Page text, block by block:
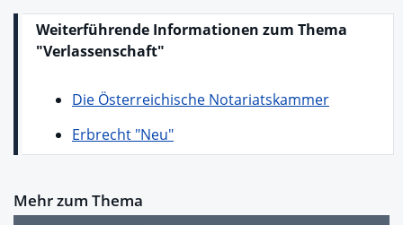
Weiterführende Informationen zum Thema
"Verlassenschaft"
Die Österreichische Notariatskammer
Erbrecht "Neu"
Mehr zum Thema